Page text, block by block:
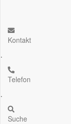
Kontakt
.
Telefon
.
Suche